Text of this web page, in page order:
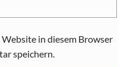
in diesem Browser
speichern.